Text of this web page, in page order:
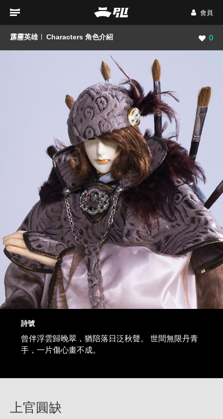
會員
霹靂英雄 Characters 角色介紹 瀏覽
0
詩號
曾伴浮雲歸晚翠，猶陪落日泛秋聲。 世間無限丹青
手，一片傷心畫不成。
上官圓缺